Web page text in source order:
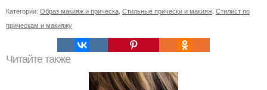
Категории: Образ макияж и прическа Стильные прически и макияж Стилист по
прическам и макияжу
Читайте также